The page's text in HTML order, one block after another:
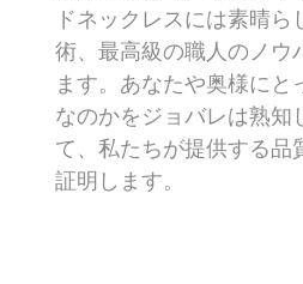
ドネックレスには素晴
術、最高級の職人のノウ
ます。あなたや奥様に
なのかをジョバレは熟知
て、私たちが提供する品
証明します。